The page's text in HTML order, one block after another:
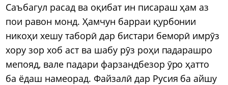
Саъбагул расад ва оқибат ин писараш ҳам аз
пои равон монд. Ҳамчун барраи қурбонии
никоҳи хешу таборӣ дар бистари беморӣ имрӯз
хору зор хоб аст ва шабу рӯз роҳи падарашро
мепояд, вале падари фарзандбезор ӯро ҳатто
ба ёдаш намеорад. Файзалӣ дар Русия ба айшу